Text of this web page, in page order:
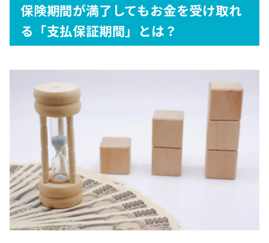
保険期間が満了してもお金を受け取れ
る「支払保証期間」とは？